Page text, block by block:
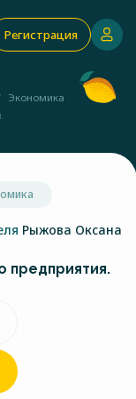
Регистрация
Экономика
Рыжова Оксана
предприятия.